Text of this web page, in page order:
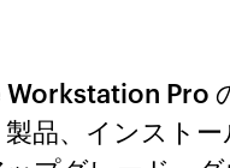
Pro
品、インストー